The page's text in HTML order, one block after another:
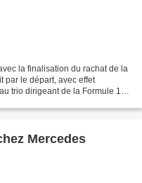
la finalisation du rachat de la
par le départ, avec effet
trio dirigeant de la Formule 1
Mercedes